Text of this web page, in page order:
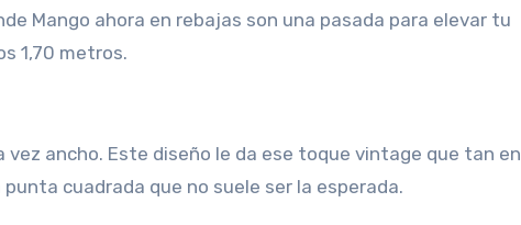
Mango ahora en rebajas son una pasada para elevar tu
1,70 metros.
ancho. Este diseño le da ese toque vintage que tan en
cuadrada que no suele ser la esperada.